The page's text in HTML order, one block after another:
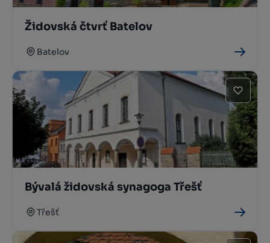
Židovská čtvrť Batelov
Batelov
Bývalá židovská synagoga Třešť
Třešť